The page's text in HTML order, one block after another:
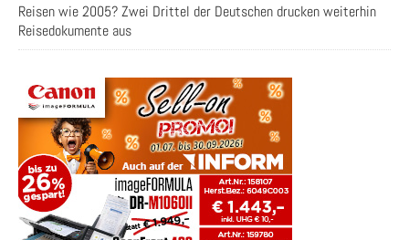
Reisen wie 2005? Zwei Drittel der Deutschen drucken weiterhin
Reisedokumente aus